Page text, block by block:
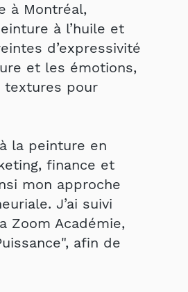
à Montréal,
à l’huile et
d’expressivité
et les émotions,
textures pour
la peinture en
finance et
mon approche
J’ai suivi
Zoom Académie,
afin de